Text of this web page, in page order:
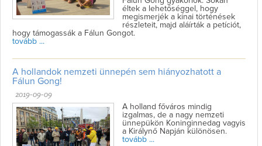
éltek a lehetőséggel, hogy
megismerjék a kínai történések
részleteit, majd aláírták a petíciót,
hogy támogassák a Fálun Gongot.
tovább ...
A hollandok nemzeti ünnepén sem hiányozhatott a
Fálun Gong!
2019-09-09
A holland főváros mindig
izgalmas, de a nagy nemzeti
ünnepükön Koninginnedag vagyis
a Királynő Napján különösen.
tovább ...